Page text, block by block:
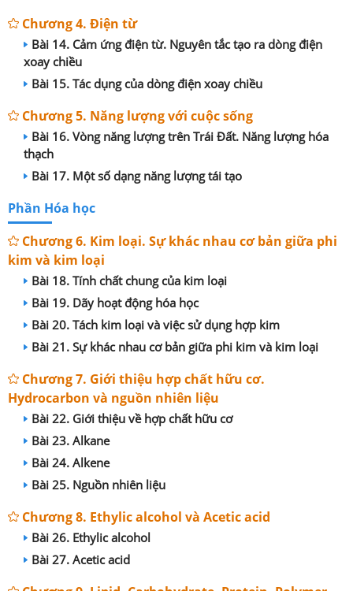
Chương 4. Điện từ
Bài 14. Cảm ứng điện từ. Nguyên tắc tạo ra dòng điện
xoay chiều
Bài 15. Tác dụng của dòng điện xoay chiều
Chương 5. Năng lượng với cuộc sống
Bài 16. Vòng năng lượng trên Trái Đất. Năng lượng hóa
thạch
Bài 17. Một số dạng năng lượng tái tạo
Phần Hóa học
Chương 6. Kim loại. Sự khác nhau cơ bản giữa phi
kim và kim loại
Bài 18. Tính chất chung của kim loại
Bài 19. Dãy hoạt động hóa học
Bài 20. Tách kim loại và việc sử dụng hợp kim
Bài 21. Sự khác nhau cơ bản giữa phi kim và kim loại
Chương 7. Giới thiệu hợp chất hữu cơ.
Hydrocarbon và nguồn nhiên liệu
Bài 22. Giới thiệu về hợp chất hữu cơ
Bài 23. Alkane
Bài 24. Alkene
Bài 25. Nguồn nhiên liệu
Chương 8. Ethylic alcohol và Acetic acid
Bài 26. Ethylic alcohol
Bài 27. Acetic acid